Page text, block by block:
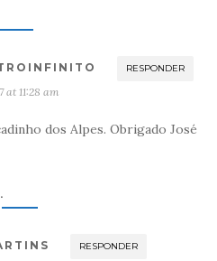
RESPONDER
at 11:28 am
dos Alpes. Obrigado José
RESPONDER